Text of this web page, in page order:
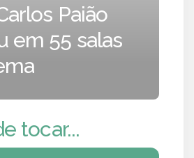
Paião
em 55 salas
tocar...